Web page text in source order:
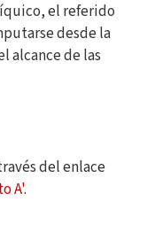
el referido
desde la
alcance de las
del enlace
A'.